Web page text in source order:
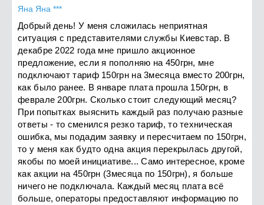
Яна Яна ***
Добрый день! У меня сложилась неприятная
ситуация с представителями службы Киевстар. В
декабре 2022 года мне пришло акционное
предложение, если я пополняю на 450грн, мне
подключают тариф 150грн на 3месяца вместо 200грн,
как было ранее. В январе плата прошла 150грн, в
феврале 200грн. Сколько стоит следующий месяц?
При попытках выяснить каждый раз получаю разные
ответы - то сменился резко тариф, то техническая
ошибка, мы подадим заявку и пересчитаем по 150грн,
то у меня как будто одна акция перекрылась другой,
якобы по моей инициативе... Само интересное, кроме
как акции на 450грн (3месяца по 150грн), я больше
ничего не подключала. Каждый месяц плата всё
больше, операторы предоставляют информацию по